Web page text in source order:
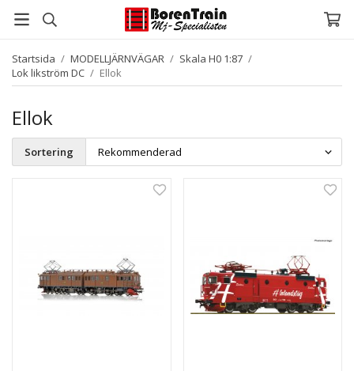
Startsida / MODELLJÄRNVÄGAR / Skala H0 1:87 /
Lok likström DC / Ellok
Ellok
Sortering